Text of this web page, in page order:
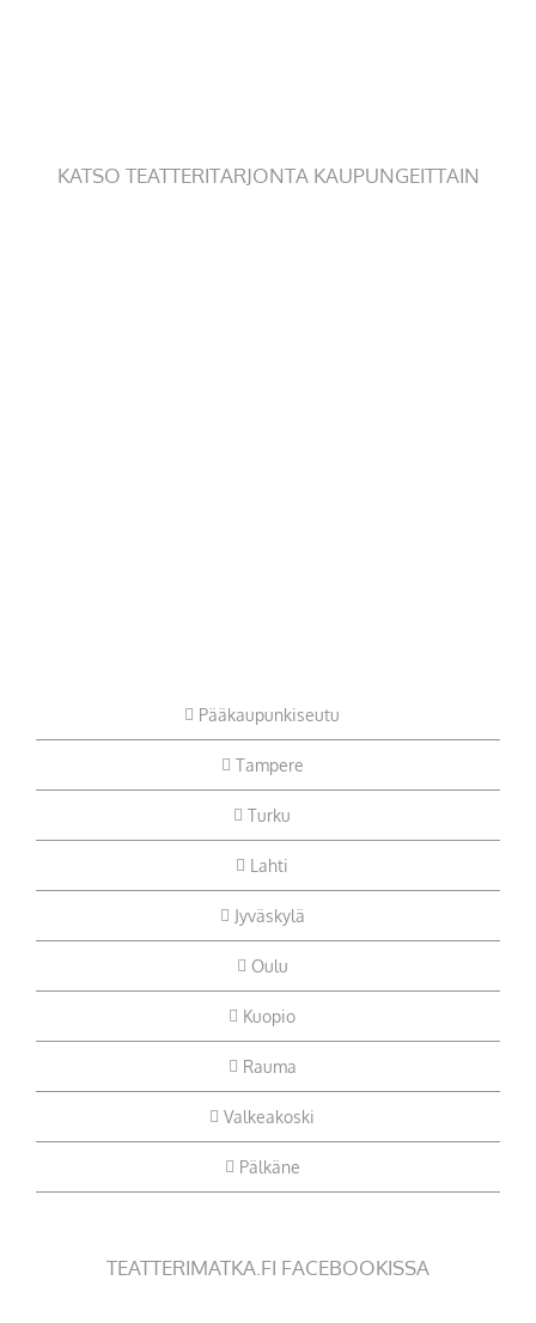
KATSO TEATTERITARJONTA KAUPUNGEITTAIN
Pääkaupunkiseutu
Tampere
Turku
Lahti
Jyväskylä
Oulu
Kuopio
Rauma
Valkeakoski
Pälkäne
TEATTERIMATKA.FI FACEBOOKISSA